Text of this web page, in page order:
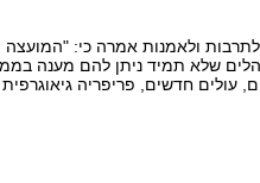
לתרבות ולאמנות אמרה כי:
שלא תמיד ניתן להם מענה
עולים חדשים, פריפריה גיאוגרפית